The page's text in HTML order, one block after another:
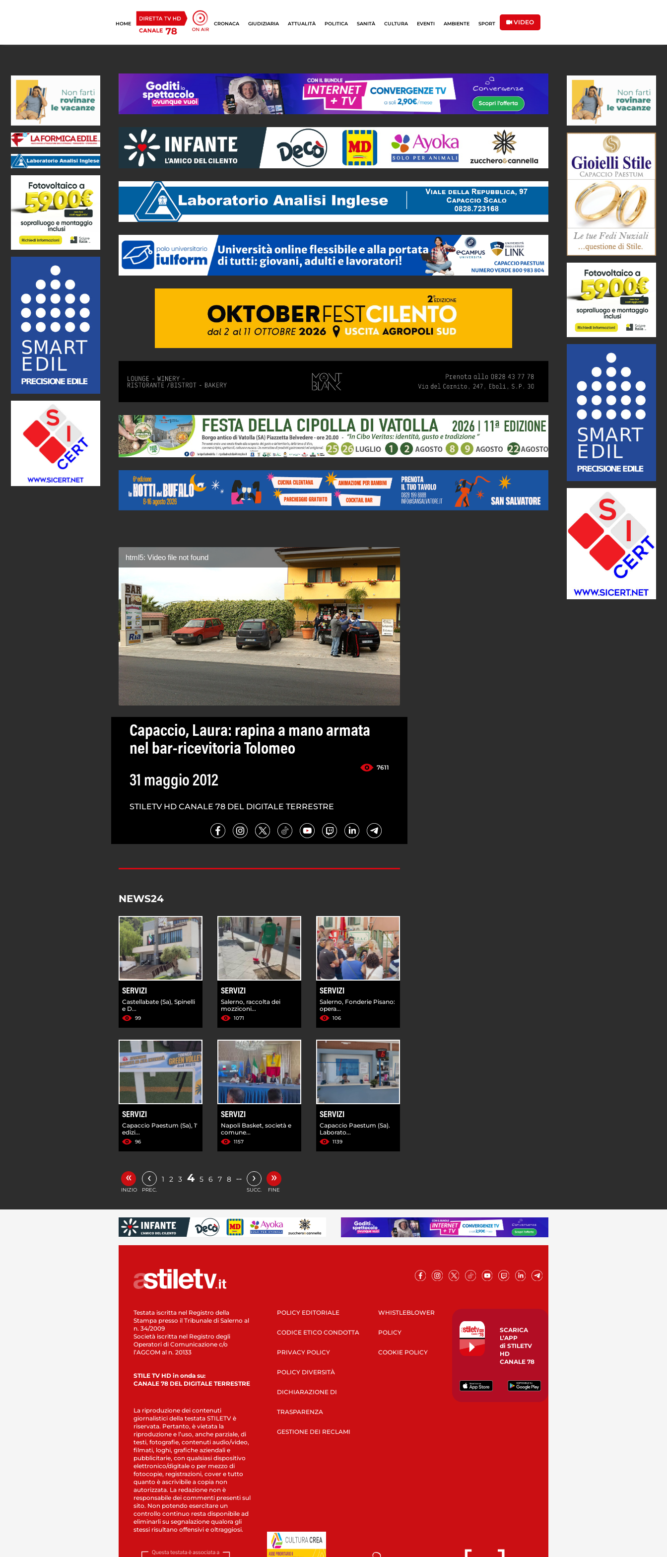
HOME CRONACA GIUDIZIARIA ATTUALITÀ POLITICA SANITÀ CULTURA EVENTI AMBIENTE SPORT VIDEO
html5: Video file not found
Capaccio, Laura: rapina a mano armata
nel bar-ricevitoria Tolomeo
7611
31 maggio 2012
STILETV HD CANALE 78 DEL DIGITALE TERRESTRE
NEWS24
SERVIZI
Castellabate (Sa), Spinelli
e D...
99
SERVIZI
Salerno, raccolta dei
mozziconi...
1071
SERVIZI
Salerno, Fonderie Pisano:
opera...
106
SERVIZI
Capaccio Paestum (Sa), 1'
edizi...
96
SERVIZI
Napoli Basket, società e
comune...
1157
SERVIZI
Capaccio Paestum (Sa).
Laborato...
1139
«
INIZIO
‹
PREC.
1 2 3 4 5 6 7 8 … ›
SUCC.
»
FINE
Testata iscritta nel Registro della
Stampa presso il Tribunale di Salerno al
n. 34/2009
Società iscritta nel Registro degli
Operatori di Comunicazione c/o
l’AGCOM al n. 20133
STILE TV HD in onda su:
CANALE 78 DEL DIGITALE TERRESTRE
La riproduzione dei contenuti
giornalistici della testata STILETV è
riservata. Pertanto, è vietata la
riproduzione e l’uso, anche parziale, di
testi, fotografie, contenuti audio/video,
filmati, loghi, grafiche aziendali e
pubblicitarie, con qualsiasi dispositivo
elettronico/digitale o per mezzo di
fotocopie, registrazioni, cover e tutto
quanto è ascrivibile a copia non
autorizzata. La redazione non è
responsabile dei commenti presenti sul
sito. Non potendo esercitare un
controllo continuo resta disponibile ad
eliminarli su segnalazione qualora gli
stessi risultano offensivi e oltraggiosi.
POLICY EDITORIALE
CODICE ETICO CONDOTTA
PRIVACY POLICY
POLICY DIVERSITÀ
DICHIARAZIONE DI
TRASPARENZA
GESTIONE DEI RECLAMI
WHISTLEBLOWER
POLICY
COOKIE POLICY
SCARICA
L’APP
di STILETV
HD
CANALE 78